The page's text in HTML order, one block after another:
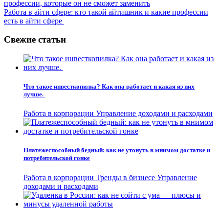
по
записям
профессии, которые он не сможет заменить
Работа в айти сфере: кто такой айтишник и какие профессии
есть в айти сфере
Свежие статьи
Что такое инвесткопилка? Как она работает и какая из них
лучше.
Работа в корпорации Управление доходами и расходами
Платежеспособный бедный: как не утонуть в мнимом достатке и
потребительской гонке
Работа в корпорации Тренды в бизнесе Управление
доходами и расходами